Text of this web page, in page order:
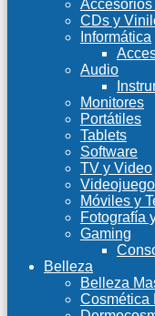
CDs y
Informática
Audio
Monitores
Portátiles
Tablets
Software
TV y Video
Móviles y
Fotografía
Gaming
Belleza
Belleza
Cosmética